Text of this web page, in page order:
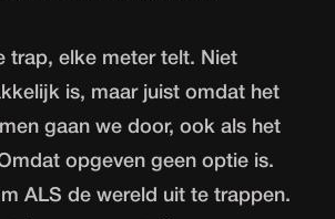
trap, elke meter telt. Niet
is, maar juist omdat het
gaan we door, ook als het
opgeven geen optie is.
ALS de wereld uit te trappen.